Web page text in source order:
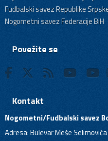
Fudbalski savez Republike
Nogometni savez Federacije BiH
Povežite se
Kontakt
Nogometni/Fudbalski savez
Adresa: Bulevar Meše